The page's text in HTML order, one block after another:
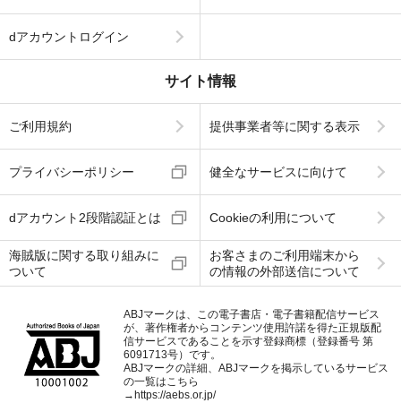
dアカウントログイン
サイト情報
ご利用規約 提供事業者等に関する表示
プライバシーポリシー 健全なサービスに向けて
dアカウント2段階認証とは Cookieの利用について
海賊版に関する取り組みに
ついて
お客さまのご利用端末から
の情報の外部送信について
ABJマークは、この電子書店・電子書籍配信サービス
が、著作権者からコンテンツ使用許諾を得た正規版配
信サービスであることを示す登録商標（登録番号 第
6091713号）です。
ABJマークの詳細、ABJマークを掲示しているサービス
の一覧はこちら
→ https://aebs.or.jp/